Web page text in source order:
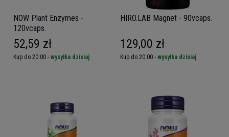
NOW Plant Enzymes -
120vcaps.
52,59 zł
Kup do 20:00 - wysyłka dzisiaj
HIRO.LAB Magnet - 90vcaps.
129,00 zł
Kup do 20:00 - wysyłka dzisiaj